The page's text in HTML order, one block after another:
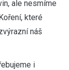
ale nesmíme
které
náš
i